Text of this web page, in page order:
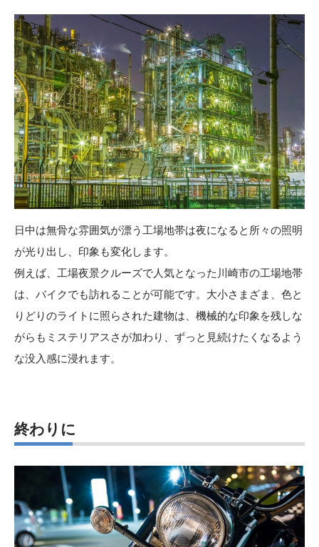
日中は無骨な雰囲気が漂う工場地帯は夜になると所々の照明
が光り出し、印象も変化します。
例えば、工場夜景クルーズで人気となった 川崎市の工場地帯
は、バイクでも訪れることが可能です。大小さまざま、色と
りどりのライトに照らされた建物は、機械的な印象を残しな
がらもミステリアスさが加わり、ずっと見続けたくなるよう
な没入感に浸れます。
終わりに